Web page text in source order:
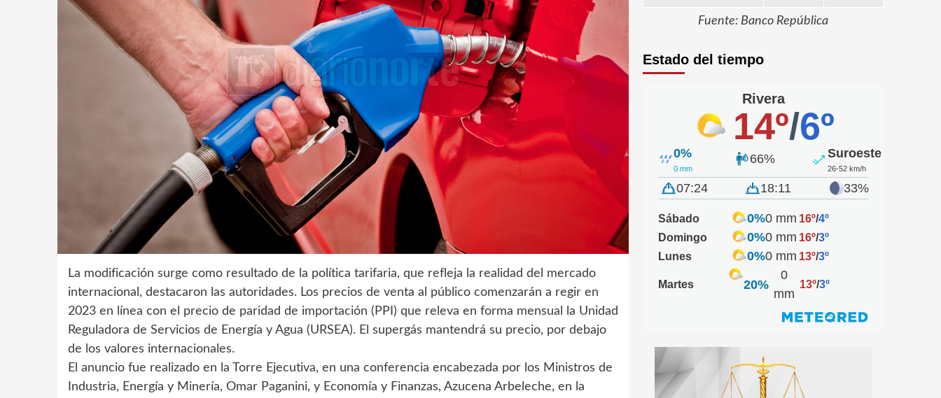
La modificación surge como resultado de la política tarifaria, que refleja la realidad del mercado
internacional, destacaron las autoridades. Los precios de venta al público comenzarán a regir en
2023 en línea con el precio de paridad de importación (PPI) que releva en forma mensual la Unidad
Reguladora de Servicios de Energía y Agua (URSEA). El supergás mantendrá su precio, por debajo
de los valores internacionales.
El anuncio fue realizado en la Torre Ejecutiva, en una conferencia encabezada por los Ministros de
Industria, Energía y Minería, Omar Paganini, y Economía y Finanzas, Azucena Arbeleche, en la
Fuente: Banco República
Estado del tiempo
Rivera
14º/6º
0%
0 mm
66% Suroeste
26-52 km/h
07:24 18:11 33%
Sábado 0%0 mm 16º/4º
Domingo
0%0 mm 16º/3º
Lunes
0%0 mm 13º/3º
Martes 20%
0
mm
13º/3º